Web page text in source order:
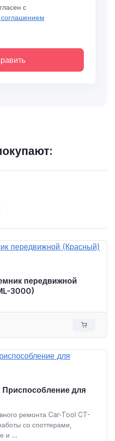
с
соглашением
передвижной
3000)
для
ремонта Car-Tool CT-
со споттерами,
и ...